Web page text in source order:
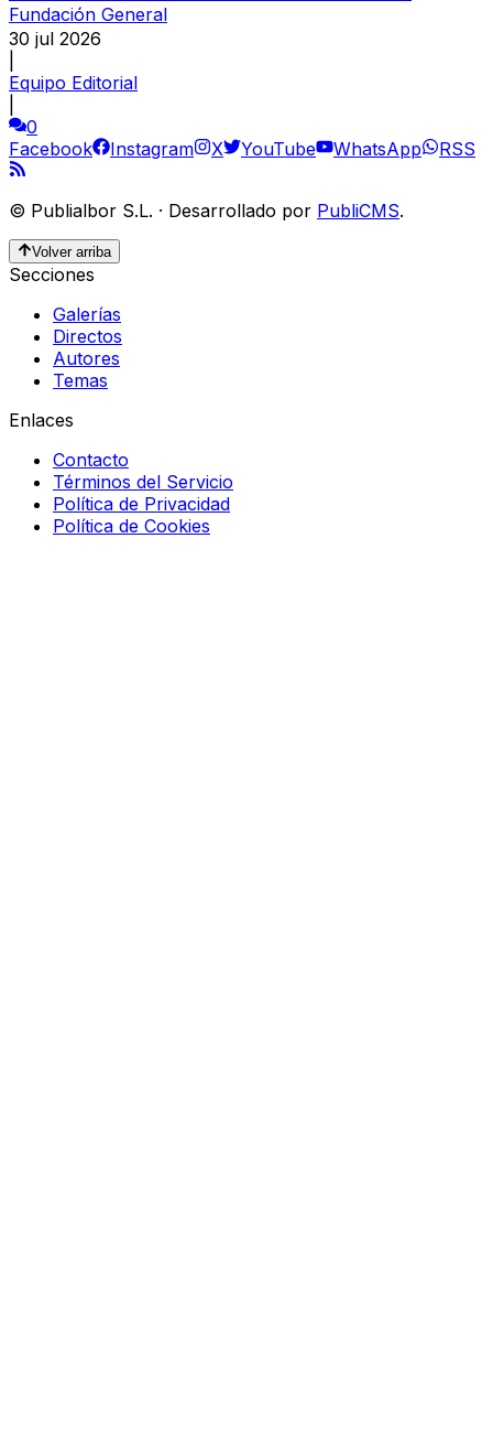
Fundación General
30 jul 2026
Equipo Editorial
0
Facebook
Instagram X YouTube WhatsApp RSS
© Publialbor S.L. · Desarrollado por PubliCMS.
Volver arriba
Secciones
Galerías
Directos
Autores
Temas
Enlaces
Contacto
Términos del Servicio
Política de Privacidad
Política de Cookies